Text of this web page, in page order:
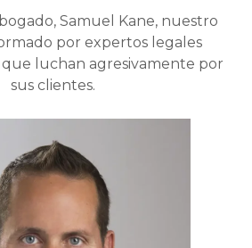
Samuel Kane, nuestro
por expertos legales
luchan agresivamente por
sus clientes.